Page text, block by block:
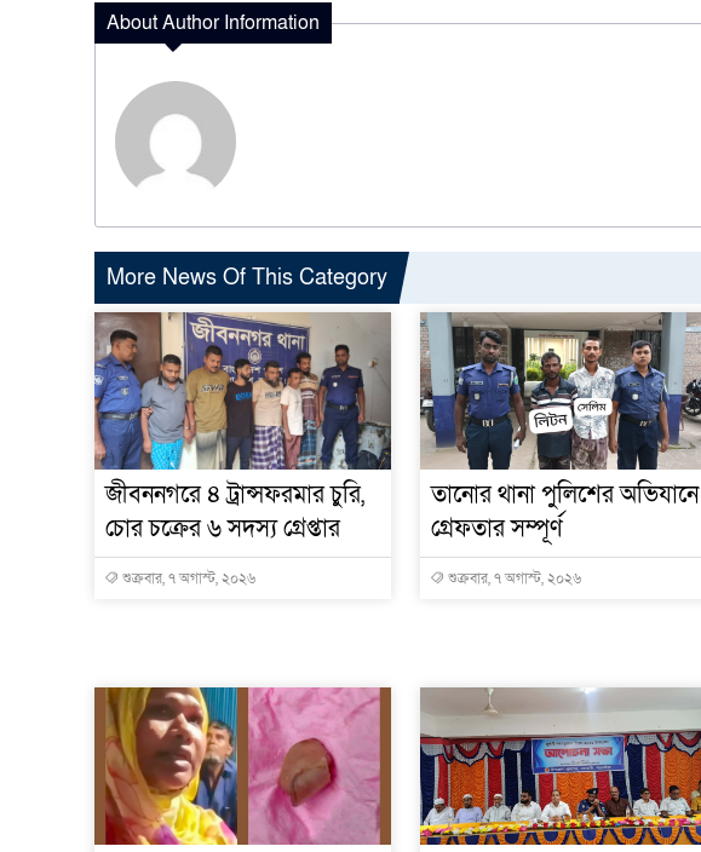
About Author Information
More News Of This Category
জীবননগরে ৪ ট্রান্সফরমার চুরি,
চোর চক্রের ৬ সদস্য গ্রেপ্তার
শুক্রবার, ৭ অগাস্ট, ২০২৬
তানোর থানা পুলিশের অভিযানে
গ্রেফতার সম্পূর্ণ
শুক্রবার, ৭ অগাস্ট, ২০২৬